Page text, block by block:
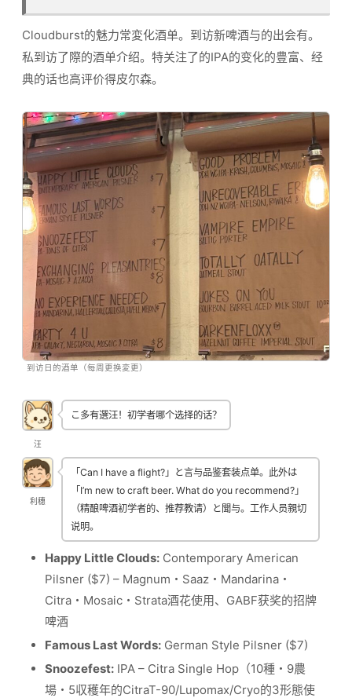
Cloudburst的魅力常変化酒单。到访新啤酒与的出会有。
私到访了際的酒单介绍。特关注了的IPA的变化的豊富、经
典的话也高评价得皮尔森。
到访日的酒单（每周更换変更）
汪
こ多有選汪！初学者哪个选择的话？
利穗
「Can I have a flight?」と言与品鉴套装点单。此外は
「I’m new to craft beer. What do you recommend?」
（精酿啤酒初学者的、推荐教请）と聞与。工作人员親切
说明。
Happy Little Clouds: Contemporary American
Pilsner ($7) – Magnum・Saaz・Mandarina・
Citra・Mosaic・Strata酒花使用、GABF获奖的招牌
啤酒
Famous Last Words: German Style Pilsner ($7)
Snoozefest: IPA – Citra Single Hop（10種・9農
場・5収穫年的CitraT-90/Lupomax/Cryo的3形態使